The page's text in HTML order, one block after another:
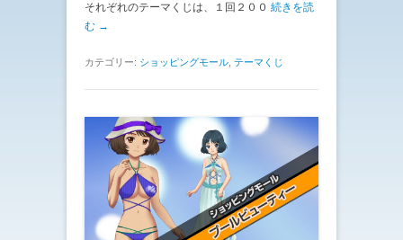
それぞれのテーマくじは、１回２００ 続きを読
む →
カテゴリー: ショッピングモール テーマくじ